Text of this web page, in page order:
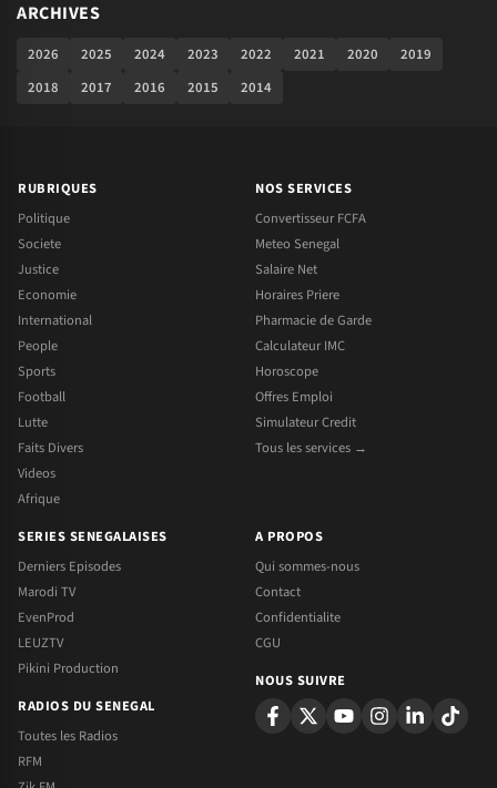
ARCHIVES
2026 2025 2024 2023 2022 2021 2020
2019
2018
2017 2016 2015 2014
RUBRIQUES
Politique
Societe
Justice
Economie
International
People
Sports
Football
Lutte
Faits Divers
Videos
Afrique
NOS SERVICES
Convertisseur FCFA
Meteo Senegal
Salaire Net
Horaires Priere
Pharmacie de Garde
Calculateur IMC
Horoscope
Offres Emploi
Simulateur Credit
Tous les services →
SERIES SENEGALAISES
Derniers Episodes
Marodi TV
EvenProd
LEUZTV
Pikini Production
RADIOS DU SENEGAL
Toutes les Radios
RFM
A PROPOS
Qui sommes-nous
Contact
Confidentialite
CGU
NOUS SUIVRE